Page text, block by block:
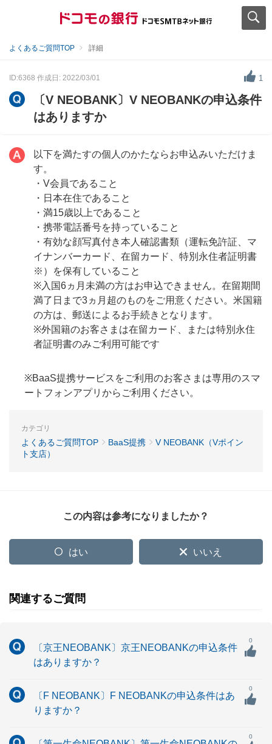
よくあるご質問TOP 詳細
ID:6368 作成日: 2022/03/01 1
〔V NEOBANK〕V NEOBANKの申込条件
はありますか
以下を満たすの個人のかたならお申込みいただけま
す。
・V会員であること
・日本在住であること
・満15歳以上であること
・携帯電話番号を持っていること
・有効な顔写真付き本人確認書類（運転免許証、マ
イナンバーカード、在留カード、特別永住者証明書
※）を保有していること
※入国6ヵ月未満の方はお申込できません。在留期間
満了日まで3ヵ月超のものをご用意ください。米国籍
の方は、郵送によるお手続きとなります。
※外国籍のお客さまは在留カード、または特別永住
者証明書のみご利用可能です
※BaaS提携サービスをご利用のお客さまは専用のスマ
ートフォンアプリからご利用ください。
カテゴリ
よくあるご質問TOP BaaS提携
V NEOBANK（Vポイン
ト支店）
この内容は参考になりましたか？
はい いいえ
関連するご質問
〔京王NEOBANK〕京王NEOBANKの申込条件
はありますか？
0
〔F NEOBANK〕F NEOBANKの申込条件はあ
りますか？
0
0